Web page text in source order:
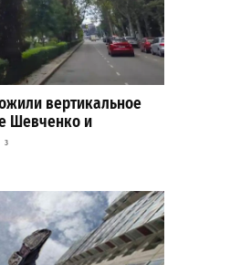
вертикальное
Шевченко и
3